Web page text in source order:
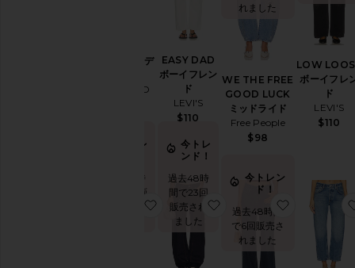
JORDAN デ
GRLFRND
EASY DAD
ボーイフレン
ド
LEVI'S
$110
れました
WE THE FREE
GOOD LUCK
ミッドライド
Free People
$98
LOW
ボーイフレ
ド
LEVI'S
$110
今トレ
過去48時
間で13回販
お気に入りGOOD LUCK プリントバ
今トレ
ンド！
過去48時
間で23回
販売され
ました
お気に入りCAMILE デニ
今トレン
ド！
過去48時間
で6回販売さ
れました
お気に入